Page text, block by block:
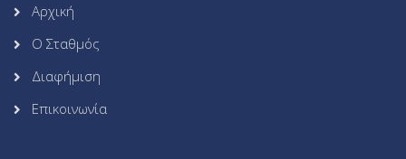
Αρχική
Ο Σταθμός
Διαφήμιση
Επικοινωνία